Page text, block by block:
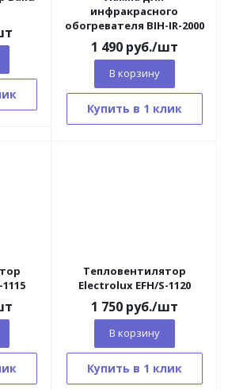
инфракрасного
обогревателя BIH-IR-2000
1 490руб./шт
В корзину
Купить в 1 клик
Тепловентилятор
Electrolux EFH/S-1120
1 750руб./шт
В корзину
Купить в 1 клик